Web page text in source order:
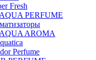
Fresh
PERFUME
AROMA
Perfume